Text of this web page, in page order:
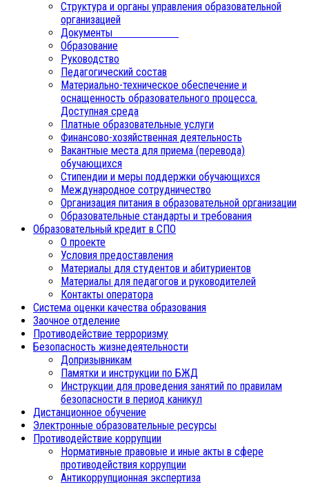
Структура и органы управления образовательной
организацией
Документы
Образование
Руководство
Педагогический состав
Материально-техническое обеспечение и
оснащенность образовательного процесса.
Доступная среда
Платные образовательные услуги
Финансово-хозяйственная деятельность
Вакантные места для приема (перевода)
обучающихся
Стипендии и меры поддержки обучающихся
Международное сотрудничество
Организация питания в образовательной организации
Образовательные стандарты и требования
Образовательный кредит в СПО
О проекте
Условия предоставления
Материалы для студентов и абитуриентов
Материалы для педагогов и руководителей
Контакты оператора
Система оценки качества образования
Заочное отделение
Противодействие терроризму
Безопасность жизнедеятельности
Допризывникам
Памятки и инструкции по БЖД
Инструкции для проведения занятий по правилам
безопасности в период каникул
Дистанционное обучение
Электронные образовательные ресурсы
Противодействие коррупции
Нормативные правовые и иные акты в сфере
противодействия коррупции
Антикоррупционная экспертиза